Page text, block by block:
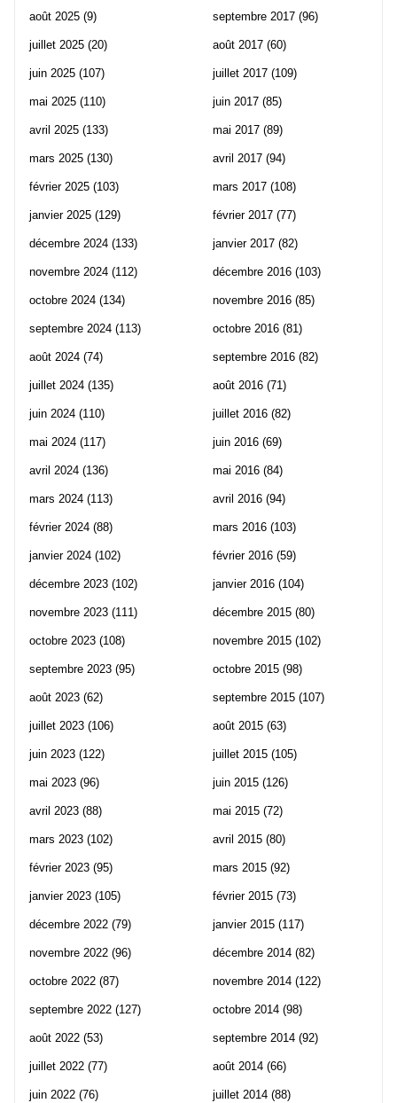
août 2025 (9)
juillet 2025 (20)
juin 2025 (107)
mai 2025 (110)
avril 2025 (133)
mars 2025 (130)
février 2025 (103)
janvier 2025 (129)
décembre 2024 (133)
novembre 2024 (112)
octobre 2024 (134)
septembre 2024 (113)
août 2024 (74)
juillet 2024 (135)
juin 2024 (110)
mai 2024 (117)
avril 2024 (136)
mars 2024 (113)
février 2024 (88)
janvier 2024 (102)
décembre 2023 (102)
novembre 2023 (111)
octobre 2023 (108)
septembre 2023 (95)
août 2023 (62)
juillet 2023 (106)
juin 2023 (122)
mai 2023 (96)
avril 2023 (88)
mars 2023 (102)
février 2023 (95)
janvier 2023 (105)
décembre 2022 (79)
novembre 2022 (96)
octobre 2022 (87)
septembre 2022 (127)
août 2022 (53)
juillet 2022 (77)
juin 2022 (76)
septembre 2017 (96)
août 2017 (60)
juillet 2017 (109)
juin 2017 (85)
mai 2017 (89)
avril 2017 (94)
mars 2017 (108)
février 2017 (77)
janvier 2017 (82)
décembre 2016 (103)
novembre 2016 (85)
octobre 2016 (81)
septembre 2016 (82)
août 2016 (71)
juillet 2016 (82)
juin 2016 (69)
mai 2016 (84)
avril 2016 (94)
mars 2016 (103)
février 2016 (59)
janvier 2016 (104)
décembre 2015 (80)
novembre 2015 (102)
octobre 2015 (98)
septembre 2015 (107)
août 2015 (63)
juillet 2015 (105)
juin 2015 (126)
mai 2015 (72)
avril 2015 (80)
mars 2015 (92)
février 2015 (73)
janvier 2015 (117)
décembre 2014 (82)
novembre 2014 (122)
octobre 2014 (98)
septembre 2014 (92)
août 2014 (66)
juillet 2014 (88)